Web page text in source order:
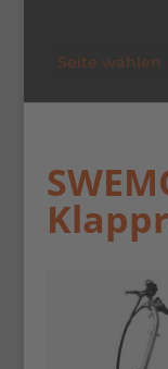
Seite wählen